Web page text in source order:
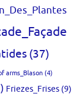
(37)
arms_Blason (4)
Friezes_Frises (9)